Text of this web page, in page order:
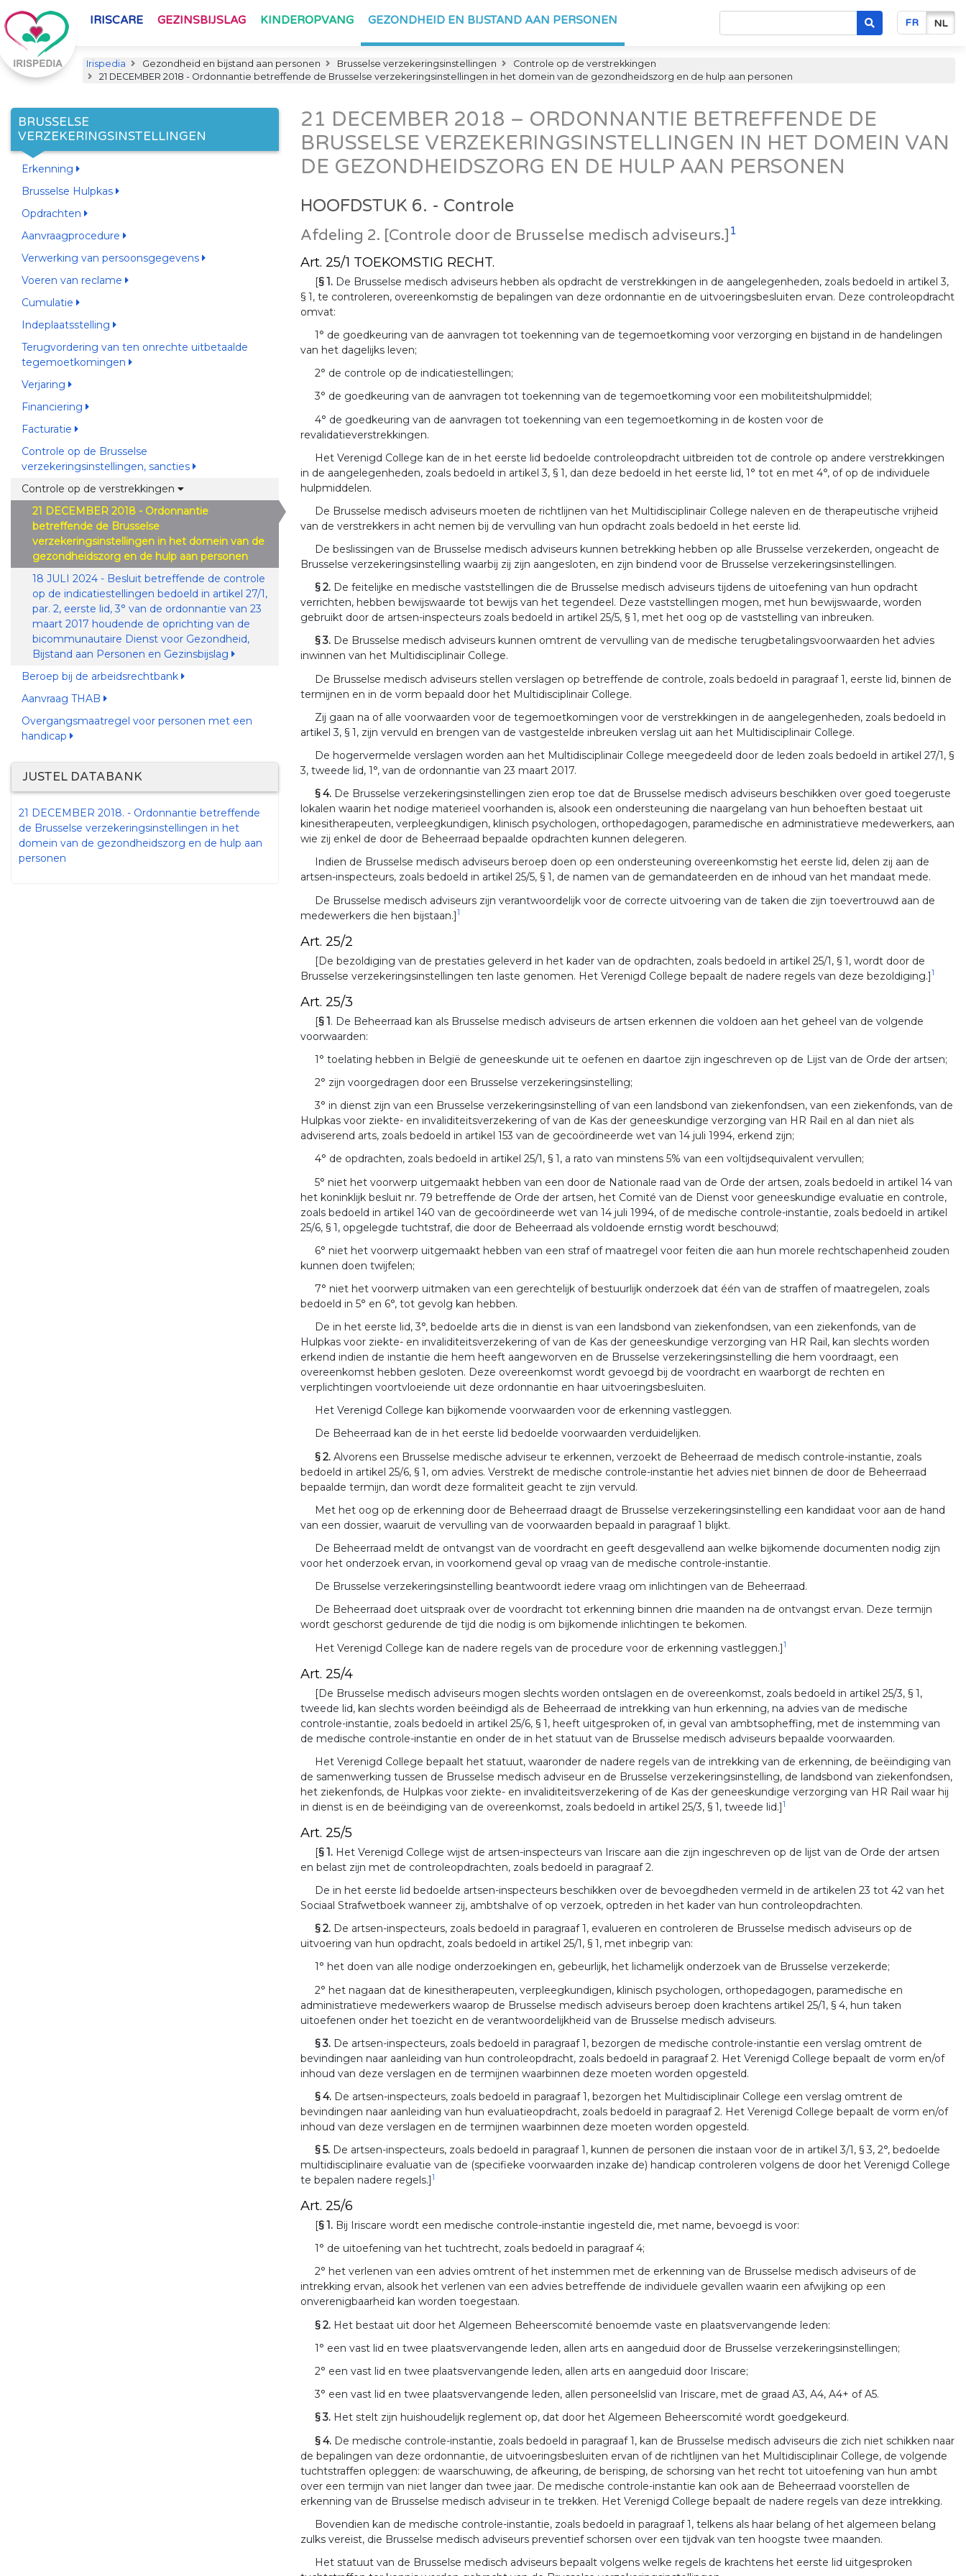
IRISCARE GEZINSBIJSLAG KINDEROPVANG GEZONDHEID EN BIJSTAND AAN PERSONEN FR NL
Irispedia Gezondheid en bijstand aan personen Brusselse verzekeringsinstellingen
Controle op de verstrekkingen
21 DECEMBER 2018 - Ordonnantie betreffende de Brusselse verzekeringsinstellingen in het domein van de gezondheidszorg en de hulp aan personen
BRUSSELSE
VERZEKERINGSINSTELLINGEN
Erkenning
Brusselse Hulpkas
Opdrachten
Aanvraagprocedure
Verwerking van persoonsgegevens
Voeren van reclame
Cumulatie
Indeplaatsstelling
Terugvordering van ten onrechte uitbetaalde
tegemoetkomingen
Verjaring
Financiering
Facturatie
Controle op de Brusselse
verzekeringsinstellingen, sancties
Controle op de verstrekkingen
21 DECEMBER 2018 - Ordonnantie
betreffende de Brusselse
verzekeringsinstellingen in het domein van de
gezondheidszorg en de hulp aan personen
18 JULI 2024 - Besluit betreffende de controle
op de indicatiestellingen bedoeld in artikel 27/1,
par. 2, eerste lid, 3° van de ordonnantie van 23
maart 2017 houdende de oprichting van de
bicommunautaire Dienst voor Gezondheid,
Bijstand aan Personen en Gezinsbijslag
Beroep bij de arbeidsrechtbank
Aanvraag THAB
Overgangsmaatregel voor personen met een
handicap
JUSTEL DATABANK
21 DECEMBER 2018. - Ordonnantie betreffende
de Brusselse verzekeringsinstellingen in het
domein van de gezondheidszorg en de hulp aan
personen
21 DECEMBER 2018 – ORDONNANTIE BETREFFENDE DE
BRUSSELSE VERZEKERINGSINSTELLINGEN IN HET DOMEIN VAN
DE GEZONDHEIDSZORG EN DE HULP AAN PERSONEN
HOOFDSTUK 6. - Controle
Afdeling 2. [Controle door de Brusselse medisch adviseurs.] 1
Art. 25/1 TOEKOMSTIG RECHT.
[§ 1. De Brusselse medisch adviseurs hebben als opdracht de verstrekkingen in de aangelegenheden, zoals bedoeld in artikel 3,
§ 1, te controleren, overeenkomstig de bepalingen van deze ordonnantie en de uitvoeringsbesluiten ervan. Deze controleopdracht
omvat:
1° de goedkeuring van de aanvragen tot toekenning van de tegemoetkoming voor verzorging en bijstand in de handelingen
van het dagelijks leven;
2° de controle op de indicatiestellingen;
3° de goedkeuring van de aanvragen tot toekenning van de tegemoetkoming voor een mobiliteitshulpmiddel;
4° de goedkeuring van de aanvragen tot toekenning van een tegemoetkoming in de kosten voor de
revalidatieverstrekkingen.
Het Verenigd College kan de in het eerste lid bedoelde controleopdracht uitbreiden tot de controle op andere verstrekkingen
in de aangelegenheden, zoals bedoeld in artikel 3, § 1, dan deze bedoeld in het eerste lid, 1° tot en met 4°, of op de individuele
hulpmiddelen.
De Brusselse medisch adviseurs moeten de richtlijnen van het Multidisciplinair College naleven en de therapeutische vrijheid
van de verstrekkers in acht nemen bij de vervulling van hun opdracht zoals bedoeld in het eerste lid.
De beslissingen van de Brusselse medisch adviseurs kunnen betrekking hebben op alle Brusselse verzekerden, ongeacht de
Brusselse verzekeringsinstelling waarbij zij zijn aangesloten, en zijn bindend voor de Brusselse verzekeringsinstellingen.
§ 2. De feitelijke en medische vaststellingen die de Brusselse medisch adviseurs tijdens de uitoefening van hun opdracht
verrichten, hebben bewijswaarde tot bewijs van het tegendeel. Deze vaststellingen mogen, met hun bewijswaarde, worden
gebruikt door de artsen-inspecteurs zoals bedoeld in artikel 25/5, § 1, met het oog op de vaststelling van inbreuken.
§ 3. De Brusselse medisch adviseurs kunnen omtrent de vervulling van de medische terugbetalingsvoorwaarden het advies
inwinnen van het Multidisciplinair College.
De Brusselse medisch adviseurs stellen verslagen op betreffende de controle, zoals bedoeld in paragraaf 1, eerste lid, binnen de
termijnen en in de vorm bepaald door het Multidisciplinair College.
Zij gaan na of alle voorwaarden voor de tegemoetkomingen voor de verstrekkingen in de aangelegenheden, zoals bedoeld in
artikel 3, § 1, zijn vervuld en brengen van de vastgestelde inbreuken verslag uit aan het Multidisciplinair College.
De hogervermelde verslagen worden aan het Multidisciplinair College meegedeeld door de leden zoals bedoeld in artikel 27/1, §
3, tweede lid, 1°, van de ordonnantie van 23 maart 2017.
§ 4. De Brusselse verzekeringsinstellingen zien erop toe dat de Brusselse medisch adviseurs beschikken over goed toegeruste
lokalen waarin het nodige materieel voorhanden is, alsook een ondersteuning die naargelang van hun behoeften bestaat uit
kinesitherapeuten, verpleegkundigen, klinisch psychologen, orthopedagogen, paramedische en administratieve medewerkers, aan
wie zij enkel de door de Beheerraad bepaalde opdrachten kunnen delegeren.
Indien de Brusselse medisch adviseurs beroep doen op een ondersteuning overeenkomstig het eerste lid, delen zij aan de
artsen-inspecteurs, zoals bedoeld in artikel 25/5, § 1, de namen van de gemandateerden en de inhoud van het mandaat mede.
De Brusselse medisch adviseurs zijn verantwoordelijk voor de correcte uitvoering van de taken die zijn toevertrouwd aan de
medewerkers die hen bijstaan.]1
Art. 25/2
[De bezoldiging van de prestaties geleverd in het kader van de opdrachten, zoals bedoeld in artikel 25/1, § 1, wordt door de
Brusselse verzekeringsinstellingen ten laste genomen. Het Verenigd College bepaalt de nadere regels van deze bezoldiging.]1
Art. 25/3
[§ 1. De Beheerraad kan als Brusselse medisch adviseurs de artsen erkennen die voldoen aan het geheel van de volgende
voorwaarden:
1° toelating hebben in België de geneeskunde uit te oefenen en daartoe zijn ingeschreven op de Lijst van de Orde der artsen;
2° zijn voorgedragen door een Brusselse verzekeringsinstelling;
3° in dienst zijn van een Brusselse verzekeringsinstelling of van een landsbond van ziekenfondsen, van een ziekenfonds, van de
Hulpkas voor ziekte- en invaliditeitsverzekering of van de Kas der geneeskundige verzorging van HR Rail en al dan niet als
adviserend arts, zoals bedoeld in artikel 153 van de gecoördineerde wet van 14 juli 1994, erkend zijn;
4° de opdrachten, zoals bedoeld in artikel 25/1, § 1, a rato van minstens 5% van een voltijdsequivalent vervullen;
5° niet het voorwerp uitgemaakt hebben van een door de Nationale raad van de Orde der artsen, zoals bedoeld in artikel 14 van
het koninklijk besluit nr. 79 betreffende de Orde der artsen, het Comité van de Dienst voor geneeskundige evaluatie en controle,
zoals bedoeld in artikel 140 van de gecoördineerde wet van 14 juli 1994, of de medische controle-instantie, zoals bedoeld in artikel
25/6, § 1, opgelegde tuchtstraf, die door de Beheerraad als voldoende ernstig wordt beschouwd;
6° niet het voorwerp uitgemaakt hebben van een straf of maatregel voor feiten die aan hun morele rechtschapenheid zouden
kunnen doen twijfelen;
7° niet het voorwerp uitmaken van een gerechtelijk of bestuurlijk onderzoek dat één van de straffen of maatregelen, zoals
bedoeld in 5° en 6°, tot gevolg kan hebben.
De in het eerste lid, 3°, bedoelde arts die in dienst is van een landsbond van ziekenfondsen, van een ziekenfonds, van de
Hulpkas voor ziekte- en invaliditeitsverzekering of van de Kas der geneeskundige verzorging van HR Rail, kan slechts worden
erkend indien de instantie die hem heeft aangeworven en de Brusselse verzekeringsinstelling die hem voordraagt, een
overeenkomst hebben gesloten. Deze overeenkomst wordt gevoegd bij de voordracht en waarborgt de rechten en
verplichtingen voortvloeiende uit deze ordonnantie en haar uitvoeringsbesluiten.
Het Verenigd College kan bijkomende voorwaarden voor de erkenning vastleggen.
De Beheerraad kan de in het eerste lid bedoelde voorwaarden verduidelijken.
§ 2. Alvorens een Brusselse medische adviseur te erkennen, verzoekt de Beheerraad de medisch controle-instantie, zoals
bedoeld in artikel 25/6, § 1, om advies. Verstrekt de medische controle-instantie het advies niet binnen de door de Beheerraad
bepaalde termijn, dan wordt deze formaliteit geacht te zijn vervuld.
Met het oog op de erkenning door de Beheerraad draagt de Brusselse verzekeringsinstelling een kandidaat voor aan de hand
van een dossier, waaruit de vervulling van de voorwaarden bepaald in paragraaf 1 blijkt.
De Beheerraad meldt de ontvangst van de voordracht en geeft desgevallend aan welke bijkomende documenten nodig zijn
voor het onderzoek ervan, in voorkomend geval op vraag van de medische controle-instantie.
De Brusselse verzekeringsinstelling beantwoordt iedere vraag om inlichtingen van de Beheerraad.
De Beheerraad doet uitspraak over de voordracht tot erkenning binnen drie maanden na de ontvangst ervan. Deze termijn
wordt geschorst gedurende de tijd die nodig is om bijkomende inlichtingen te bekomen.
Het Verenigd College kan de nadere regels van de procedure voor de erkenning vastleggen.]1
Art. 25/4
[De Brusselse medisch adviseurs mogen slechts worden ontslagen en de overeenkomst, zoals bedoeld in artikel 25/3, § 1,
tweede lid, kan slechts worden beëindigd als de Beheerraad de intrekking van hun erkenning, na advies van de medische
controle-instantie, zoals bedoeld in artikel 25/6, § 1, heeft uitgesproken of, in geval van ambtsopheffing, met de instemming van
de medische controle-instantie en onder de in het statuut van de Brusselse medisch adviseurs bepaalde voorwaarden.
Het Verenigd College bepaalt het statuut, waaronder de nadere regels van de intrekking van de erkenning, de beëindiging van
de samenwerking tussen de Brusselse medisch adviseur en de Brusselse verzekeringsinstelling, de landsbond van ziekenfondsen,
het ziekenfonds, de Hulpkas voor ziekte- en invaliditeitsverzekering of de Kas der geneeskundige verzorging van HR Rail waar hij
in dienst is en de beëindiging van de overeenkomst, zoals bedoeld in artikel 25/3, § 1, tweede lid.]1
Art. 25/5
[§ 1. Het Verenigd College wijst de artsen-inspecteurs van Iriscare aan die zijn ingeschreven op de lijst van de Orde der artsen
en belast zijn met de controleopdrachten, zoals bedoeld in paragraaf 2.
De in het eerste lid bedoelde artsen-inspecteurs beschikken over de bevoegdheden vermeld in de artikelen 23 tot 42 van het
Sociaal Strafwetboek wanneer zij, ambtshalve of op verzoek, optreden in het kader van hun controleopdrachten.
§ 2. De artsen-inspecteurs, zoals bedoeld in paragraaf 1, evalueren en controleren de Brusselse medisch adviseurs op de
uitvoering van hun opdracht, zoals bedoeld in artikel 25/1, § 1, met inbegrip van:
1° het doen van alle nodige onderzoekingen en, gebeurlijk, het lichamelijk onderzoek van de Brusselse verzekerde;
2° het nagaan dat de kinesitherapeuten, verpleegkundigen, klinisch psychologen, orthopedagogen, paramedische en
administratieve medewerkers waarop de Brusselse medisch adviseurs beroep doen krachtens artikel 25/1, § 4, hun taken
uitoefenen onder het toezicht en de verantwoordelijkheid van de Brusselse medisch adviseurs.
§ 3. De artsen-inspecteurs, zoals bedoeld in paragraaf 1, bezorgen de medische controle-instantie een verslag omtrent de
bevindingen naar aanleiding van hun controleopdracht, zoals bedoeld in paragraaf 2. Het Verenigd College bepaalt de vorm en/of
inhoud van deze verslagen en de termijnen waarbinnen deze moeten worden opgesteld.
§ 4. De artsen-inspecteurs, zoals bedoeld in paragraaf 1, bezorgen het Multidisciplinair College een verslag omtrent de
bevindingen naar aanleiding van hun evaluatieopdracht, zoals bedoeld in paragraaf 2. Het Verenigd College bepaalt de vorm en/of
inhoud van deze verslagen en de termijnen waarbinnen deze moeten worden opgesteld.
§ 5. De artsen-inspecteurs, zoals bedoeld in paragraaf 1, kunnen de personen die instaan voor de in artikel 3/1, § 3, 2°, bedoelde
multidisciplinaire evaluatie van de (specifieke voorwaarden inzake de) handicap controleren volgens de door het Verenigd College
te bepalen nadere regels.]1
Art. 25/6
[§ 1. Bij Iriscare wordt een medische controle-instantie ingesteld die, met name, bevoegd is voor:
1° de uitoefening van het tuchtrecht, zoals bedoeld in paragraaf 4;
2° het verlenen van een advies omtrent of het instemmen met de erkenning van de Brusselse medisch adviseurs of de
intrekking ervan, alsook het verlenen van een advies betreffende de individuele gevallen waarin een afwijking op een
onverenigbaarheid kan worden toegestaan.
§ 2. Het bestaat uit door het Algemeen Beheerscomité benoemde vaste en plaatsvervangende leden:
1° een vast lid en twee plaatsvervangende leden, allen arts en aangeduid door de Brusselse verzekeringsinstellingen;
2° een vast lid en twee plaatsvervangende leden, allen arts en aangeduid door Iriscare;
3° een vast lid en twee plaatsvervangende leden, allen personeelslid van Iriscare, met de graad A3, A4, A4+ of A5.
§ 3. Het stelt zijn huishoudelijk reglement op, dat door het Algemeen Beheerscomité wordt goedgekeurd.
§ 4. De medische controle-instantie, zoals bedoeld in paragraaf 1, kan de Brusselse medisch adviseurs die zich niet schikken naar
de bepalingen van deze ordonnantie, de uitvoeringsbesluiten ervan of de richtlijnen van het Multidisciplinair College, de volgende
tuchtstraffen opleggen: de waarschuwing, de afkeuring, de berisping, de schorsing van het recht tot uitoefening van hun ambt
over een termijn van niet langer dan twee jaar. De medische controle-instantie kan ook aan de Beheerraad voorstellen de
erkenning van de Brusselse medisch adviseur in te trekken. Het Verenigd College bepaalt de nadere regels van deze intrekking.
Bovendien kan de medische controle-instantie, zoals bedoeld in paragraaf 1, telkens als haar belang of het algemeen belang
zulks vereist, die Brusselse medisch adviseurs preventief schorsen over een tijdvak van ten hoogste twee maanden.
Het statuut van de Brusselse medisch adviseurs bepaalt volgens welke regels de krachtens het eerste lid uitgesproken